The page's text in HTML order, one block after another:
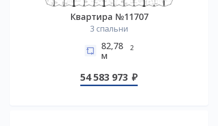
Квартира №11707
3 спальни
82,78
м
2
54 583 973